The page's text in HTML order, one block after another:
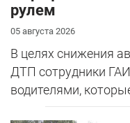
рулем
05 августа 2026
В целях снижения
ДТП сотрудники
водителями,